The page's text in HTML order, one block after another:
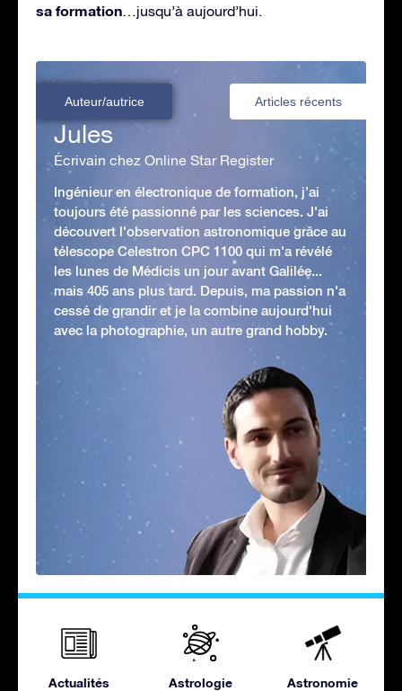
sa formation…jusqu’à aujourd’hui.
Auteur/autrice Articles récents
Jules
Écrivain chez Online Star Register
Ingénieur en électronique de formation, j’ai
toujours été passionné par les sciences. J'ai
découvert l'observation astronomique grâce au
télescope Celestron CPC 1100 qui m'a révélé
les lunes de Médicis un jour avant Galilée...
mais 405 ans plus tard. Depuis, ma passion n'a
cessé de grandir et je la combine aujourd'hui
avec la photographie, un autre grand hobby.
Actualités Astrologie Astronomie